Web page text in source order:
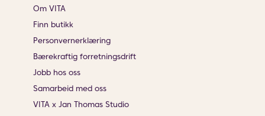
Om VITA
Finn butikk
Personvernerklæring
Bærekraftig forretningsdrift
Jobb hos oss
Samarbeid med oss
VITA x Jan Thomas Studio